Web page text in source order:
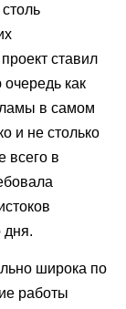
ставил
как
в самом
и не столько
всего в
дня.
широка по
работы